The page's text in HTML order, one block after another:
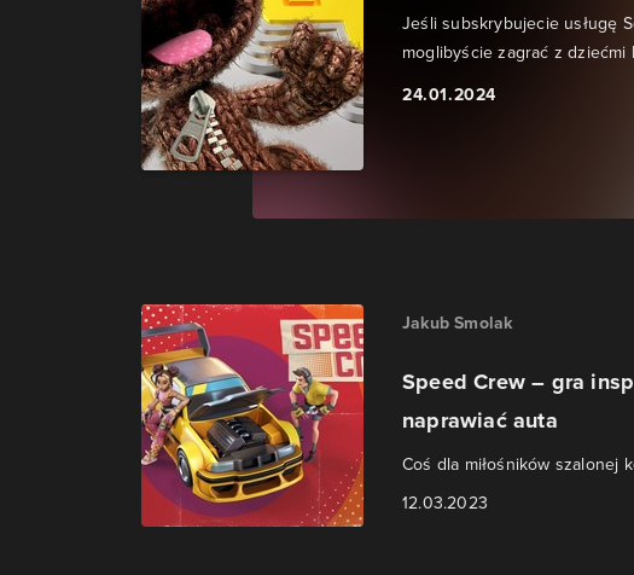
Jeśli subskrybujecie usługę
moglibyście zagrać z
24.01.2024
Jakub Smolak
Speed Crew – gra
naprawiać auta
Coś dla miłośników szalonej
12.03.2023